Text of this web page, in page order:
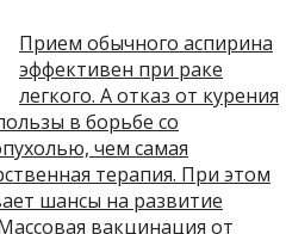
Прием обычного аспирина
эффективен при раке
легкого. А отказ от курения
в борьбе со
чем самая
терапия. При этом
шансы на развитие
вакцинация от